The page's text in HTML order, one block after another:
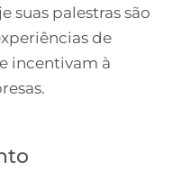
suas palestras são
de
incentivam à